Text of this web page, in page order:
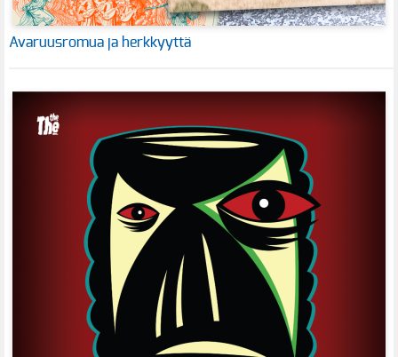
Avaruusromua ja herkkyyttä